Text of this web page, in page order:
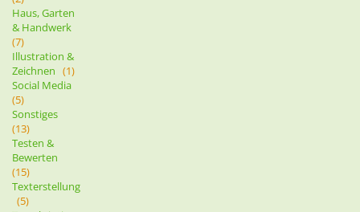
Haus, Garten
& Handwerk
(7)
Illustration &
Zeichnen (1)
Social Media
(5)
Sonstiges
(13)
Testen &
Bewerten
(15)
Texterstellung
(5)